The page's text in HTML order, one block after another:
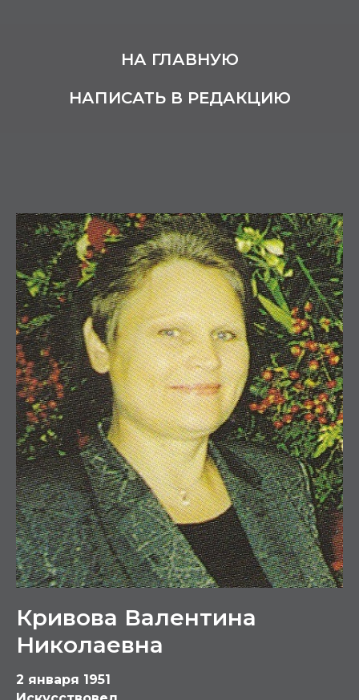
НА ГЛАВНУЮ
НАПИСАТЬ В РЕДАКЦИЮ
Кривова Валентина
Николаевна
2 января 1951